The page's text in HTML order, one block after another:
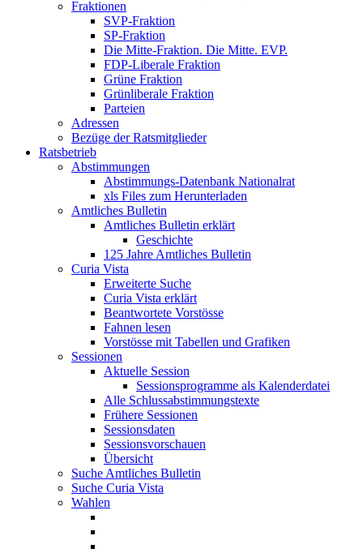
Fraktionen
SVP-Fraktion
SP-Fraktion
Die Mitte-Fraktion. Die Mitte. EVP.
FDP-Liberale Fraktion
Grüne Fraktion
Grünliberale Fraktion
Parteien
Adressen
Bezüge der Ratsmitglieder
Ratsbetrieb
Abstimmungen
Abstimmungs-Datenbank Nationalrat
xls Files zum Herunterladen
Amtliches Bulletin
Amtliches Bulletin erklärt
Geschichte
125 Jahre Amtliches Bulletin
Curia Vista
Erweiterte Suche
Curia Vista erklärt
Beantwortete Vorstösse
Fahnen lesen
Vorstösse mit Tabellen und Grafiken
Sessionen
Aktuelle Session
Sessionsprogramme als Kalenderdatei
Alle Schlussabstimmungstexte
Frühere Sessionen
Sessionsdaten
Sessionsvorschauen
Übersicht
Suche Amtliches Bulletin
Suche Curia Vista
Wahlen